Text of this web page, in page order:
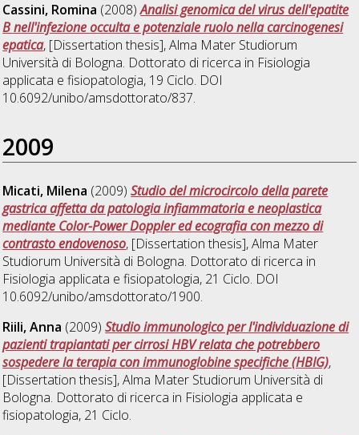
Cassini, Romina (2008)Analisi genomica del virus dell'epatite
B nell'infezione occulta e potenziale ruolo nella carcinogenesi
epatica, [Dissertation thesis], Alma Mater Studiorum
Università di Bologna. Dottorato di ricerca in Fisiologia
applicata e fisiopatologia, 19 Ciclo. DOI
10.6092/unibo/amsdottorato/837.
2009
Micati, Milena (2009)Studio del microcircolo della parete
gastrica affetta da patologia infiammatoria e neoplastica
mediante Color-Power Doppler ed ecografia con mezzo di
contrasto endovenoso, [Dissertation thesis], Alma Mater
Studiorum Università di Bologna. Dottorato di ricerca in
Fisiologia applicata e fisiopatologia, 21 Ciclo. DOI
10.6092/unibo/amsdottorato/1900.
Riili, Anna (2009)Studio immunologico per l'individuazione di
pazienti trapiantati per cirrosi HBV relata che potrebbero
sospedere la terapia con immunoglobine specifiche (HBIG),
[Dissertation thesis], Alma Mater Studiorum Università di
Bologna. Dottorato di ricerca in Fisiologia applicata e
fisiopatologia, 21 Ciclo.